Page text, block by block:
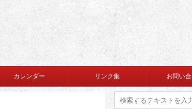
カレンダー リンク集 お問い